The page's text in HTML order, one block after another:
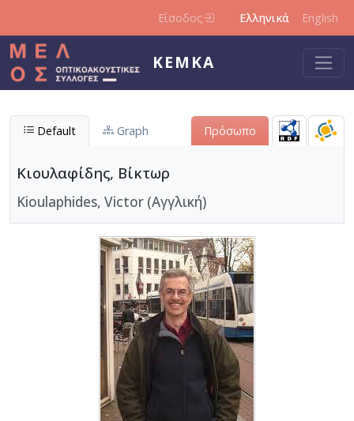
Είσοδος Ελληνικά English
ΚΕΜΚΑ
Default Graph Πρόσωπο
Κιουλαφίδης, Βίκτωρ
Kioulaphides, Victor (Αγγλική)